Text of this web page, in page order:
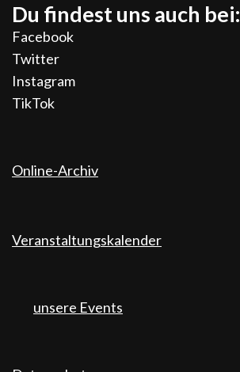
Du findest uns auch bei:
Facebook
Twitter
Instagram
TikTok
Online-Archiv
Veranstaltungskalender
unsere Events